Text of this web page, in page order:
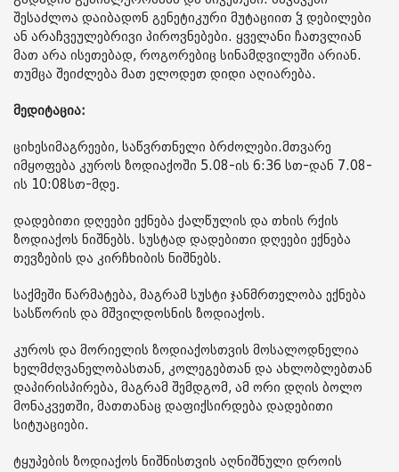
შესაძლოა დაიბადონ გენეტიკური მუტაციით ჴ დებილები
ან არაჩვეულებრივი პიროვნებები. ყველანი ჩათვლიან
მათ არა ისეთებად, როგორებიც სინამდვილეში არიან.
თუმცა შეიძლება მათ ელოდეთ დიდი აღიარება.
მედიტაცია:
ციხესიმაგრეები, საწვრთნელი ბრძოლები.მთვარე
იმყოფება კუროს ზოდიაქოში 5.08-ის 6:36 სთ-დან 7.08-
ის 10:08სთ-მდე.
დადებითი დღეები ექნება ქალწულის და თხის რქის
ზოდიაქოს ნიშნებს. სუსტად დადებითი დღეები ექნება
თევზების და კირჩხიბის ნიშნებს.
საქმეში წარმატება, მაგრამ სუსტი ჯანმრთელობა ექნება
სასწორის და მშვილდოსნის ზოდიაქოს.
კუროს და მორიელის ზოდიაქოსთვის მოსალოდნელია
ხელმძღვანელობასთან, კოლეგებთან და ახლობლებთან
დაპირისპირება, მაგრამ შემდგომ, ამ ორი დღის ბოლო
მონაკვეთში, მათთანაც დაფიქსირდება დადებითი
სიტუაციები.
ტყუპების ზოდიაქოს ნიშნისთვის აღნიშნული დროის